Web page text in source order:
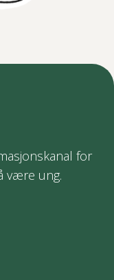
for
være ung.